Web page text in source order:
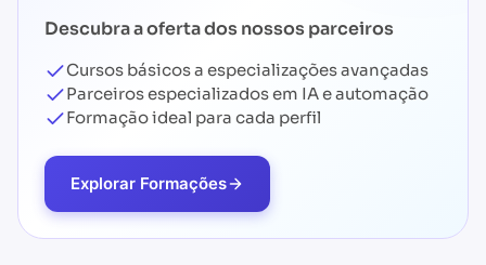
Descubra a oferta dos nossos parceiros
Cursos básicos a especializações avançadas
Parceiros especializados em IA e automação
Formação ideal para cada perfil
Explorar Formações